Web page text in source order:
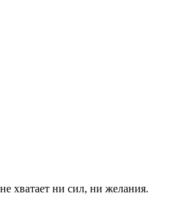
хватает ни сил, ни желания.